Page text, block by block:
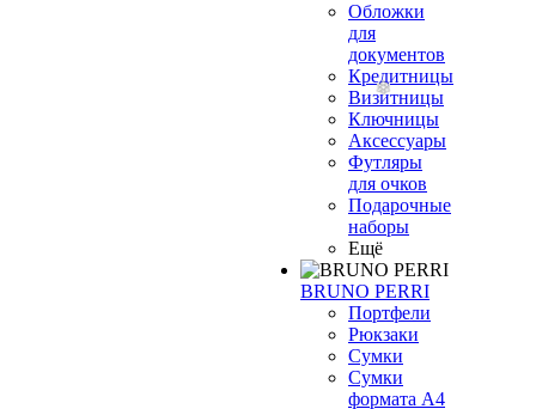
Обложки
для
документов
Кредитницы
Визитницы
Ключницы
Аксессуары
Футляры
для очков
Подарочные
наборы
Ещё
BRUNO PERRI
Портфели
Рюкзаки
Сумки
Сумки
формата А4